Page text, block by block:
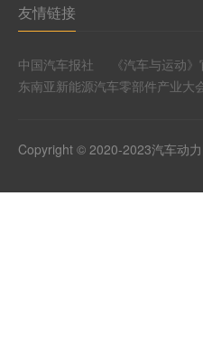
友情链接
中国汽车报社 《汽车与运动
东南亚新能源汽车零部件产业大
Copyright © 2020-2023汽车动